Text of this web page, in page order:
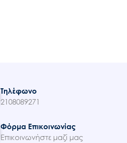
Τηλέφωνο
2108089271
Φόρμα Επικοινωνίας
Επικοινωνήστε μαζί μας